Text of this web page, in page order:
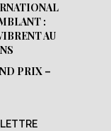
:
AU
PRIX –